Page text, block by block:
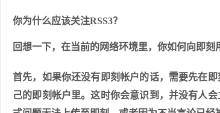
你为什么应该关注RSS3？
回想一下，在当前的网络环境里，你如何向即刻
首先，如果你还没有即刻帐户的话，需要先在
己的即刻帐户里。这时你会意识到，并没有人